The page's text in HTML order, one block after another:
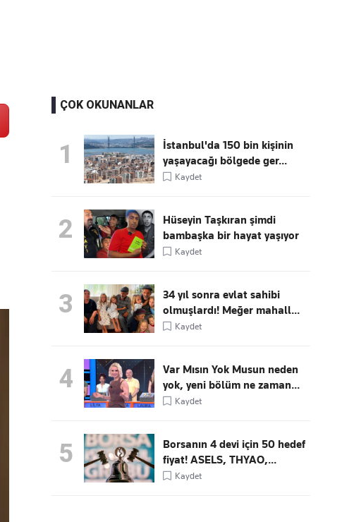
ÇOK OKUNANLAR
1
İstanbul'da 150 bin kişinin
yaşayacağı bölgede ger...
Kaydet
2
Hüseyin Taşkıran şimdi
bambaşka bir hayat yaşıyor
Kaydet
3
34 yıl sonra evlat sahibi
olmuşlardı! Meğer mahall...
Kaydet
4
Var Mısın Yok Musun neden
yok, yeni bölüm ne zaman...
Kaydet
5
Borsanın 4 devi için 50 hedef
fiyat! ASELS, THYAO,...
Kaydet